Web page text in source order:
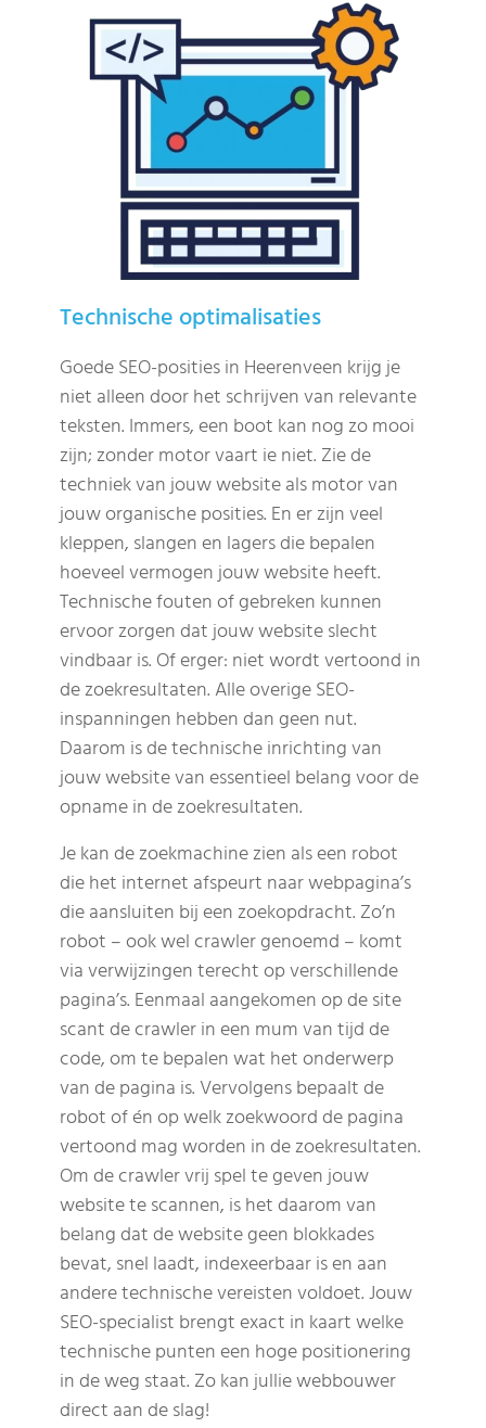
Technische optimalisaties
Goede SEO-posities in Heerenveen krijg je
niet alleen door het schrijven van relevante
teksten. Immers, een boot kan nog zo mooi
zijn; zonder motor vaart ie niet. Zie de
techniek van jouw website als motor van
jouw organische posities. En er zijn veel
kleppen, slangen en lagers die bepalen
hoeveel vermogen jouw website heeft.
Technische fouten of gebreken kunnen
ervoor zorgen dat jouw website slecht
vindbaar is. Of erger: niet wordt vertoond in
de zoekresultaten. Alle overige SEO-
inspanningen hebben dan geen nut.
Daarom is de technische inrichting van
jouw website van essentieel belang voor de
opname in de zoekresultaten.
Je kan de zoekmachine zien als een robot
die het internet afspeurt naar webpagina’s
die aansluiten bij een zoekopdracht. Zo’n
robot – ook wel crawler genoemd – komt
via verwijzingen terecht op verschillende
pagina’s. Eenmaal aangekomen op de site
scant de crawler in een mum van tijd de
code, om te bepalen wat het onderwerp
van de pagina is. Vervolgens bepaalt de
robot of én op welk zoekwoord de pagina
vertoond mag worden in de zoekresultaten.
Om de crawler vrij spel te geven jouw
website te scannen, is het daarom van
belang dat de website geen blokkades
bevat, snel laadt, indexeerbaar is en aan
andere technische vereisten voldoet. Jouw
SEO-specialist brengt exact in kaart welke
technische punten een hoge positionering
in de weg staat. Zo kan jullie webbouwer
direct aan de slag!